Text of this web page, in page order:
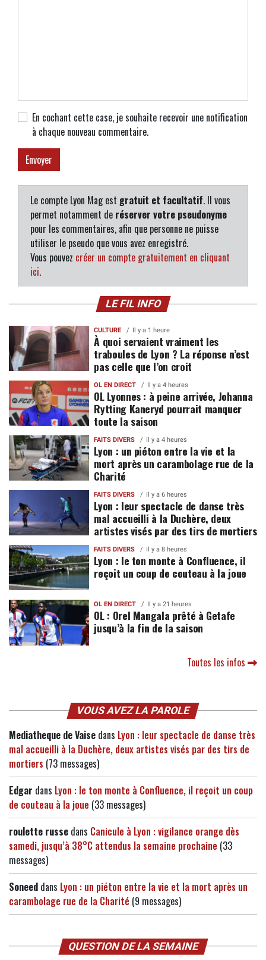
En cochant cette case, je souhaite recevoir une notification
à chaque nouveau commentaire.
Le compte Lyon Mag est gratuit et facultatif. Il vous
permet notamment de réserver votre pseudonyme
pour les commentaires, afin que personne ne puisse
utiliser le pseudo que vous avez enregistré.
Vous pouvez créer un compte gratuitement en cliquant
ici.
LE FIL INFO
CULTURE Il y a 1 heure
À quoi servaient vraiment les
traboules de Lyon ? La réponse n’est
pas celle que l’on croit
OL EN DIRECT Il y a 4 heures
OL Lyonnes : à peine arrivée, Johanna
Rytting Kaneryd pourrait manquer
toute la saison
FAITS DIVERS Il y a 4 heures
Lyon : un piéton entre la vie et la
mort après un carambolage rue de la
Charité
FAITS DIVERS Il y a 6 heures
Lyon : leur spectacle de danse très
mal accueilli à la Duchère, deux
artistes visés par des tirs de mortiers
FAITS DIVERS Il y a 8 heures
Lyon : le ton monte à Confluence, il
reçoit un coup de couteau à la joue
OL EN DIRECT Il y a 21 heures
OL : Orel Mangala prêté à Getafe
jusqu’à la fin de la saison
Toutes les infos
VOUS AVEZ LA PAROLE
Mediatheque de Vaise dans Lyon : leur spectacle de danse très
mal accueilli à la Duchère, deux artistes visés par des tirs de
mortiers (73 messages)
Edgar dans Lyon : le ton monte à Confluence, il reçoit un coup
de couteau à la joue (33 messages)
roulette russe dans Canicule à Lyon : vigilance orange dès
samedi, jusqu’à 38°C attendus la semaine prochaine (33
messages)
Soneed dans Lyon : un piéton entre la vie et la mort après un
carambolage rue de la Charité (9 messages)
QUESTION DE LA SEMAINE